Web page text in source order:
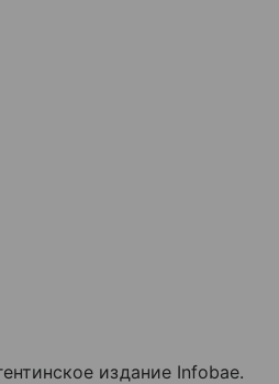
издание Infobae.